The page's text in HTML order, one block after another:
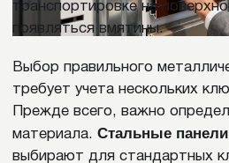
Ваш федеральный округ
ЦФО
ДФО
СФО
УФО
Другой